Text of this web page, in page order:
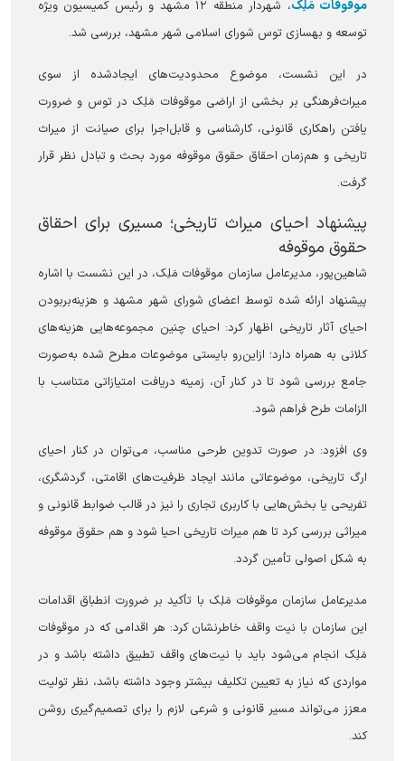
موقوفات مَلِک
، شهردار منطقه ۱۲ مشهد و رئیس کمیسیون ویژه
توسعه و بهسازی توس شورای اسلامی شهر مشهد، بررسی شد.
در این نشست، موضوع محدودیت‌های ایجادشده از سوی
میراث‌فرهنگی بر بخشی از اراضی موقوفات مَلِک در توس و ضرورت
یافتن راهکاری قانونی، کارشناسی و قابل‌اجرا برای صیانت از میراث
تاریخی و هم‌زمان احقاق حقوق موقوفه مورد بحث و تبادل نظر قرار
گرفت.
پیشنهاد احیای میراث تاریخی؛ مسیری برای احقاق
حقوق موقوفه
شاهین‌پور، مدیرعامل سازمان موقوفات مَلِک، در این نشست با اشاره
پیشنهاد ارائه شده توسط اعضای شورای شهر مشهد و هزینه‌بربودن
احیای آثار تاریخی اظهار کرد: احیای چنین مجموعه‌هایی هزینه‌های
کلانی به همراه دارد؛ ازاین‌رو بایستی موضوعات مطرح شده به‌صورت
جامع بررسی شود تا در کنار آن، زمینه دریافت امتیازاتی متناسب با
الزامات طرح فراهم شود.
وی افزود: در صورت تدوین طرحی مناسب، می‌توان در کنار احیای
ارگ تاریخی، موضوعاتی مانند ایجاد ظرفیت‌های اقامتی، گردشگری،
تفریحی یا بخش‌هایی با کاربری تجاری را نیز در قالب ضوابط قانونی و
میراثی بررسی کرد تا هم میراث تاریخی احیا شود و هم حقوق موقوفه
به شکل اصولی تأمین گردد.
مدیرعامل سازمان موقوفات مَلِک با تأکید بر ضرورت انطباق اقدامات
این سازمان با نیت واقف خاطرنشان کرد: هر اقدامی که در موقوفات
مَلِک انجام می‌شود باید با نیت‌های واقف تطبیق داشته باشد و در
مواردی که نیاز به تعیین تکلیف بیشتر وجود داشته باشد، نظر تولیت
معزز می‌تواند مسیر قانونی و شرعی لازم را برای تصمیم‌گیری روشن
کند.